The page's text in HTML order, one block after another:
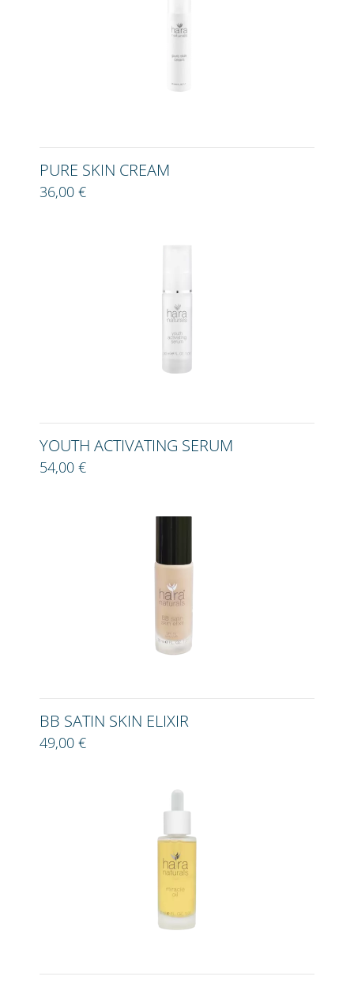
PURE SKIN CREAM
36,00 €
YOUTH ACTIVATING SERUM
54,00 €
BB SATIN SKIN ELIXIR
49,00 €